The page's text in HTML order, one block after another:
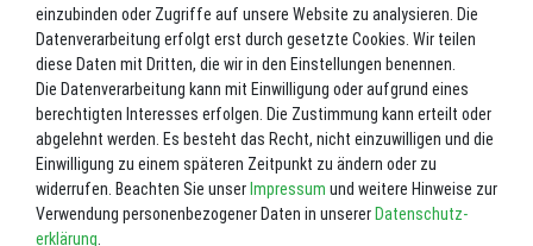
Lieferzeit ca. 2-3 Werktage.
In den Warenkorb
Wunschliste
* inkl. ges. MwSt. zzgl. Versandkosten
einzubinden oder Zugriffe auf unsere Website zu analysieren. Die
Datenverarbeitung erfolgt erst durch gesetzte Cookies. Wir teilen
diese Daten mit Dritten, die wir in den Einstellungen benennen.
Die Datenverarbeitung kann mit Einwilligung oder aufgrund eines
berechtigten Interesses erfolgen. Die Zustimmung kann erteilt oder
abgelehnt werden. Es besteht das Recht, nicht einzuwilligen und die
Einwilligung zu einem späteren Zeitpunkt zu ändern oder zu
widerrufen. Beachten Sie unser Impressum und weitere Hinweise zur
Verwendung personenbezogener Daten in unserer Daten­schutz­
erklärung